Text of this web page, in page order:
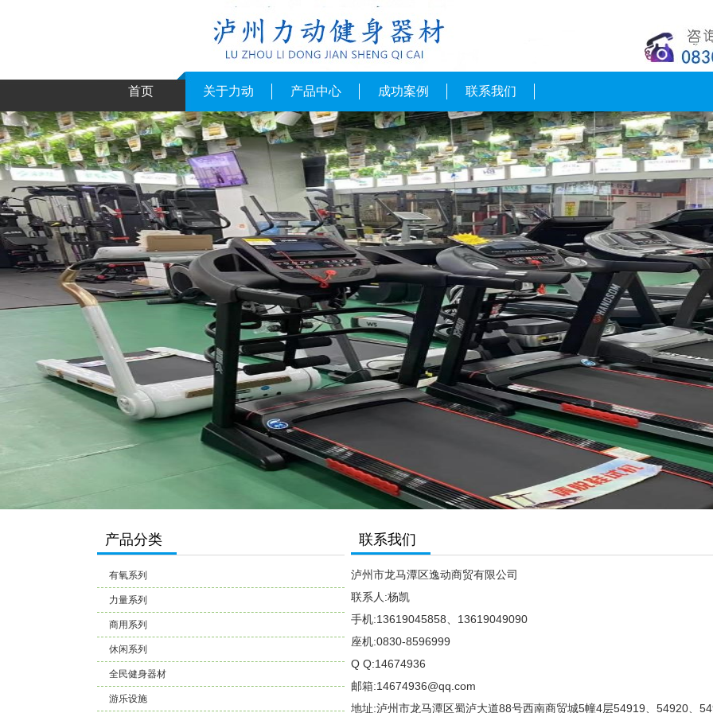
首页 关于力动 产品中心 成功案例 联系我们
产品分类
有氧系列
力量系列
商用系列
休闲系列
全民健身器材
游乐设施
联系我们
泸州市龙马潭区逸动商贸有限公司
联系人:杨凯
手机:13619045858、13619049090
座机:0830-8596999
Q Q:14674936
邮箱:14674936@qq.com
地址:泸州市龙马潭区蜀泸大道88号西南商贸城5幢4层54919、54920、